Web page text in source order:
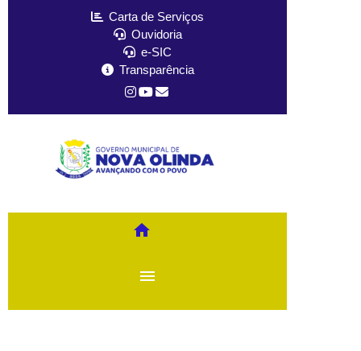
Carta de Serviços
Ouvidoria
e-SIC
Transparência
menu
home